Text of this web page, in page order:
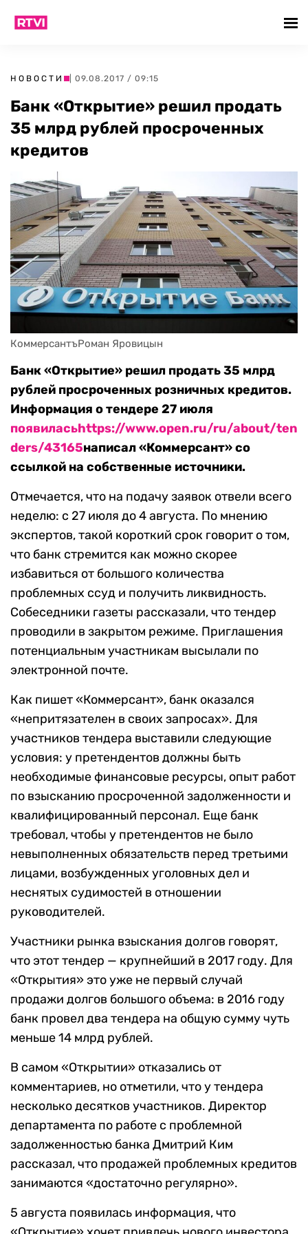
НОВОСТИ | 09.08.2017 / 09:15
Банк «Открытие» решил продать
35 млрд рублей просроченных
кредитов
КоммерсантъРоман Яровицын
Банк «Открытие» решил продать 35 млрд
рублей просроченных розничных кредитов.
Информация о тендере 27 июля
появиласьhttps://www.open.ru/ru/about/ten
ders/43165написал «Коммерсант» со
ссылкой на собственные источники.
Отмечается, что на подачу заявок отвели всего
неделю: с 27 июля до 4 августа. По мнению
экспертов, такой короткий срок говорит о том,
что банк стремится как можно скорее
избавиться от большого количества
проблемных ссуд и получить ликвидность.
Собеседники газеты рассказали, что тендер
проводили в закрытом режиме. Приглашения
потенциальным участникам высылали по
электронной почте.
Как пишет «Коммерсант», банк оказался
«непритязателен в своих запросах». Для
участников тендера выставили следующие
условия: у претендентов должны быть
необходимые финансовые ресурсы, опыт работ
по взысканию просроченной задолженности и
квалифицированный персонал. Еще банк
требовал, чтобы у претендентов не было
невыполненных обязательств перед третьими
лицами, возбужденных уголовных дел и
неснятых судимостей в отношении
руководителей.
Участники рынка взыскания долгов говорят,
что этот тендер — крупнейший в 2017 году. Для
«Открытия» это уже не первый случай
продажи долгов большого объема: в 2016 году
банк провел два тендера на общую сумму чуть
меньше 14 млрд рублей.
В самом «Открытии» отказались от
комментариев, но отметили, что у тендера
несколько десятков участников. Директор
департамента по работе с проблемной
задолженностью банка Дмитрий Ким
рассказал, что продажей проблемных кредитов
занимаются «достаточно регулярно».
5 августа появилась информация, что